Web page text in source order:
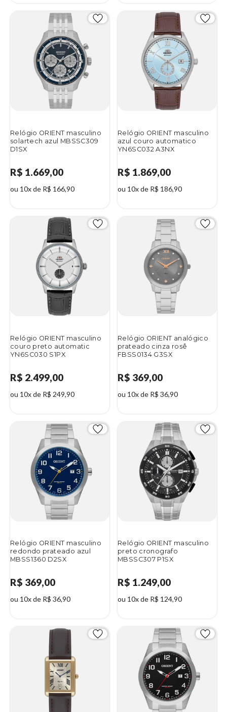
Relógio ORIENT masculino
solartech azul MBSSC309
D1SX
R$ 1.669,00
ou 10x de R$ 166,90
Relógio ORIENT masculino
azul couro automatico
YN6SC032 A3NX
R$ 1.869,00
ou 10x de R$ 186,90
Relógio ORIENT masculino
couro preto automatic
YN6SC030 S1PX
R$ 2.499,00
ou 10x de R$ 249,90
Relógio ORIENT analógico
prateado cinza rosê
FBSS0134 G3SX
R$ 369,00
ou 10x de R$ 36,90
Relógio ORIENT masculino
redondo prateado azul
MBSS1360 D2SX
R$ 369,00
ou 10x de R$ 36,90
Relógio ORIENT masculino
preto cronografo
MBSSC307 P1SX
R$ 1.249,00
ou 10x de R$ 124,90